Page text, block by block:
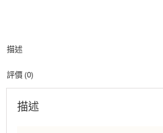
他
描述
評價 (0)
描述